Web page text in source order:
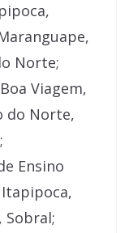
Norte;
Viagem,
do Norte,
Ensino
Itapipoca,
Sobral;